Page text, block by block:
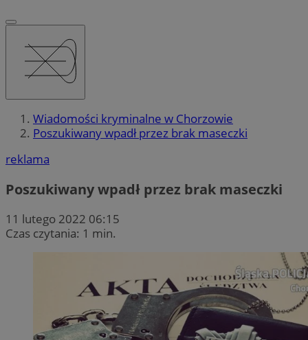
Wiadomości kryminalne w Chorzowie
Poszukiwany wpadł przez brak maseczki
reklama
Poszukiwany wpadł przez brak maseczki
11 lutego 2022 06:15
Czas czytania: 1 min.